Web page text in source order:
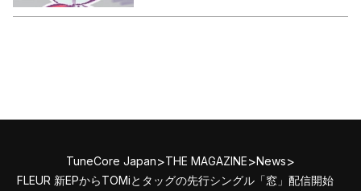
TuneCore Japan>THE MAGAZINE>News>
FLEUR 新EPからTOMiとタッグの先行シングル「窓」配信開始